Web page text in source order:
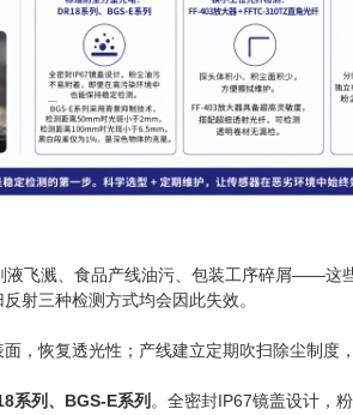
液飞溅、食品产线油污、包装工序碎屑——这
射三种检测方式均会因此失效。
，恢复透光性；产线建立定期吹扫除尘制度
系列、BGS-E系列 。全密封IP67镜盖设计，